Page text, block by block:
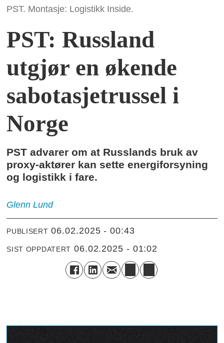
PST. Montasje: Logistikk Inside.
PST: Russland
utgjør en økende
sabotasjetrussel i
Norge
PST advarer om at Russlands bruk av
proxy-aktører kan sette energiforsyning
og logistikk i fare.
Glenn Lund
PUBLISERT 06.02.2025 - 00:43
SIST OPPDATERT 06.02.2025 - 01:02